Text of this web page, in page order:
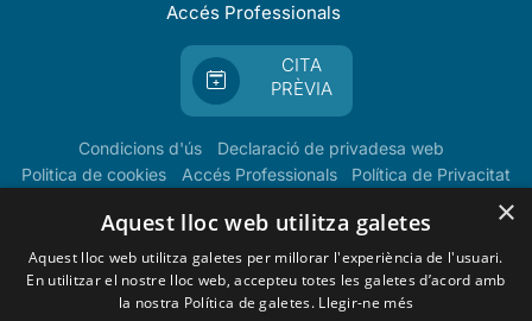
Accés Professionals
CITA
PRÈVIA
Condicions d'ús
Declaració de privadesa web
Politica de cookies
Accés Professionals Política de Privacitat
×
Aquest lloc web utilitza galetes
Aquest lloc web utilitza galetes per millorar l'experiència de l'usuari.
En utilitzar el nostre lloc web, accepteu totes les galetes d’acord amb
la nostra Política de galetes. Llegir-ne més